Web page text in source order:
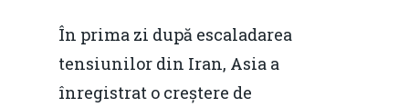
În prima zi după escaladarea
tensiunilor din Iran, Asia a
înregistrat o creștere de